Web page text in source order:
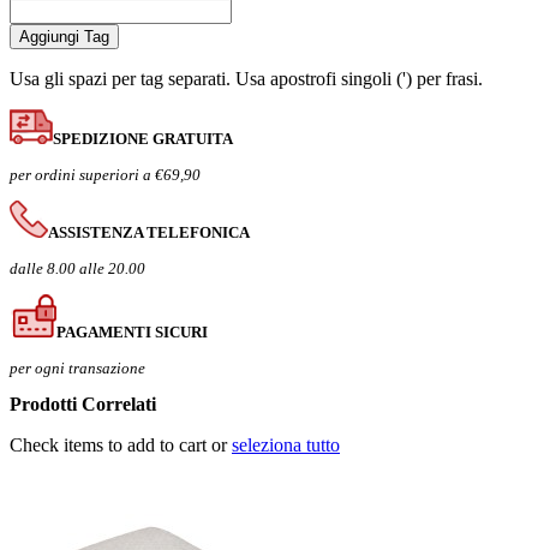
Aggiungi Tag
Usa gli spazi per tag separati. Usa apostrofi singoli (') per frasi.
SPEDIZIONE GRATUITA
per ordini superiori a €69,90
ASSISTENZA TELEFONICA
dalle 8.00 alle 20.00
PAGAMENTI SICURI
per ogni transazione
Prodotti Correlati
Check items to add to cart orseleziona tutto